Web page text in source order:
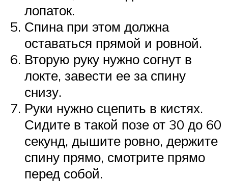
лопаток.
Спина при этом должна
оставаться прямой и ровной.
Вторую руку нужно согнут в
локте, завести ее за спину
снизу.
Руки нужно сцепить в кистях.
Сидите в такой позе от 30 до 60
секунд, дышите ровно, держите
спину прямо, смотрите прямо
перед собой.